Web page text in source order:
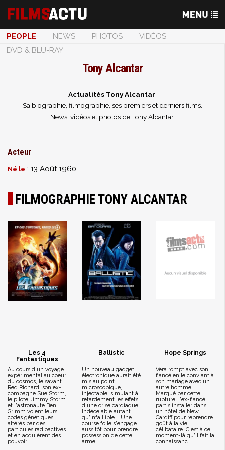
PEOPLE NEWS PHOTOS
VIDÉOS
DVD & BLU-RAY
Tony Alcantar
Actualités Tony Alcantar
Sa biographie, filmographie, ses premiers et derniers films.
News, vidéos et photos de Tony Alcantar.
Acteur
Né le : 13 Août 1960
FILMOGRAPHIE TONY ALCANTAR
Les 4
Fantastiques
Au cours d'un voyage
expérimental au coeur
du cosmos, le savant
Red Richard, son ex-
compagne Sue Storm,
le pilote Jimmy Storm
et l'astronaute Ben
Grimm voient leurs
codes génétiques
altérés par des
particules radioactives
et en acquièrent des
pouvoir...
Ballistic
Un nouveau gadget
électronique aurait été
mis au point :
microscopique,
injectable, simulant à
retardement les effets
d'une crise cardiaque.
Indécelable autant
qu'infaillible... Une
course folle s'engage
aussitôt pour prendre
possession de cette
arme...
Hope Springs
Vera rompt avec son
fiancé en le conviant à
son mariage avec un
autre homme .
Marqué par cette
rupture, l'ex-fiancé
part s'installer dans
un hôtel de New
Cardiff pour reprendre
goût à la vie
célibataire. C'est à ce
moment-là qu'il fait la
connaissanc...